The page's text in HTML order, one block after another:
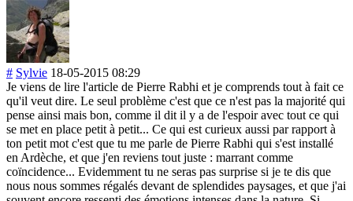
# Sylvie 18-05-2015 08:29
Je viens de lire l'article de Pierre Rabhi et je comprends tout à fait ce
qu'il veut dire. Le seul problème c'est que ce n'est pas la majorité qui
pense ainsi mais bon, comme il dit il y a de l'espoir avec tout ce qui
se met en place petit à petit... Ce qui est curieux aussi par rapport à
ton petit mot c'est que tu me parle de Pierre Rabhi qui s'est installé
en Ardèche, et que j'en reviens tout juste : marrant comme
coïncidence... Evidemment tu ne seras pas surprise si je te dis que
nous nous sommes régalés devant de splendides paysages, et que j'ai